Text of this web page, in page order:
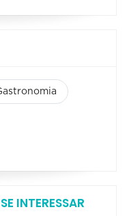
INTERESSAR